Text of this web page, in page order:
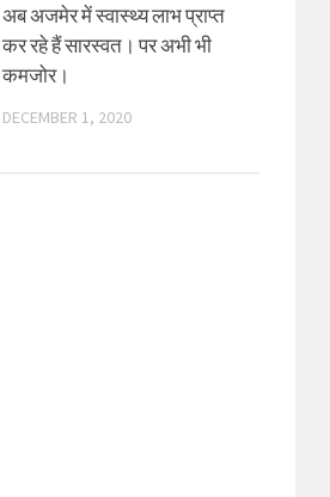
अब अजमेर में स्वास्थ्य लाभ प्राप्त
कर रहे हैं सारस्वत। पर अभी भी
कमजोर।
DECEMBER 1, 2020